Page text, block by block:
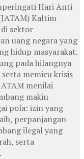
Hari Anti
Kaltim
sektor
uang negara yang
hidup masyarakat.
pada hilangnya
memicu krisis
menilai
makin
pola: izin yang
perpanjangan
ilegal yang
serta